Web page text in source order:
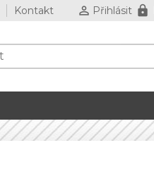
Kontakt Přihlásit